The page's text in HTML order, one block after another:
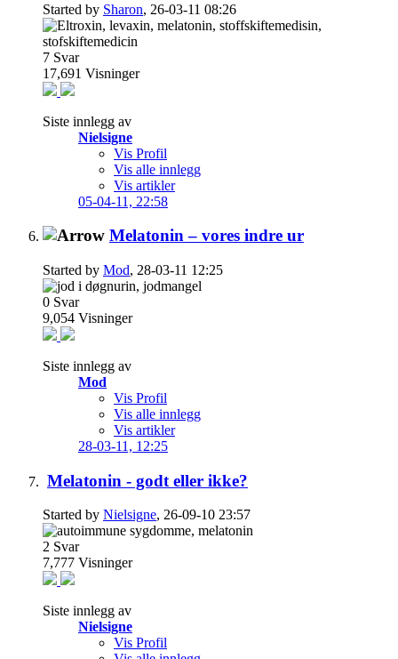
Started by Sharon, 26-03-11 08:26
7 Svar
17,691 Visninger
Siste innlegg av
Nielsigne
Vis Profil
Vis alle innlegg
Vis artikler
05-04-11, 22:58
Melatonin – vores indre ur
Started by Mod, 28-03-11 12:25
0 Svar
9,054 Visninger
Siste innlegg av
Mod
Vis Profil
Vis alle innlegg
Vis artikler
28-03-11, 12:25
Melatonin - godt eller ikke?
Started by Nielsigne, 26-09-10 23:57
2 Svar
7,777 Visninger
Siste innlegg av
Nielsigne
Vis Profil